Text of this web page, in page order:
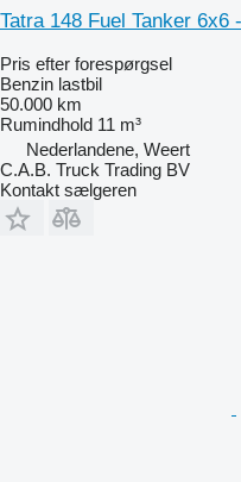
Tatra 148 Fuel Tanker 6x6
Pris efter forespørgsel
Benzin lastbil
50.000 km
Rumindhold 11 m³
Nederlandene, Weert
C.A.B. Truck Trading BV
Kontakt sælgeren